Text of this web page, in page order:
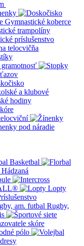
Gymnastické koberce
trampolíny
príslušenstvo
telocvičňa
a klubové
hodiny
pod náradie
Basketbal
Hádzaná
Lopty
Rugby,
pólo